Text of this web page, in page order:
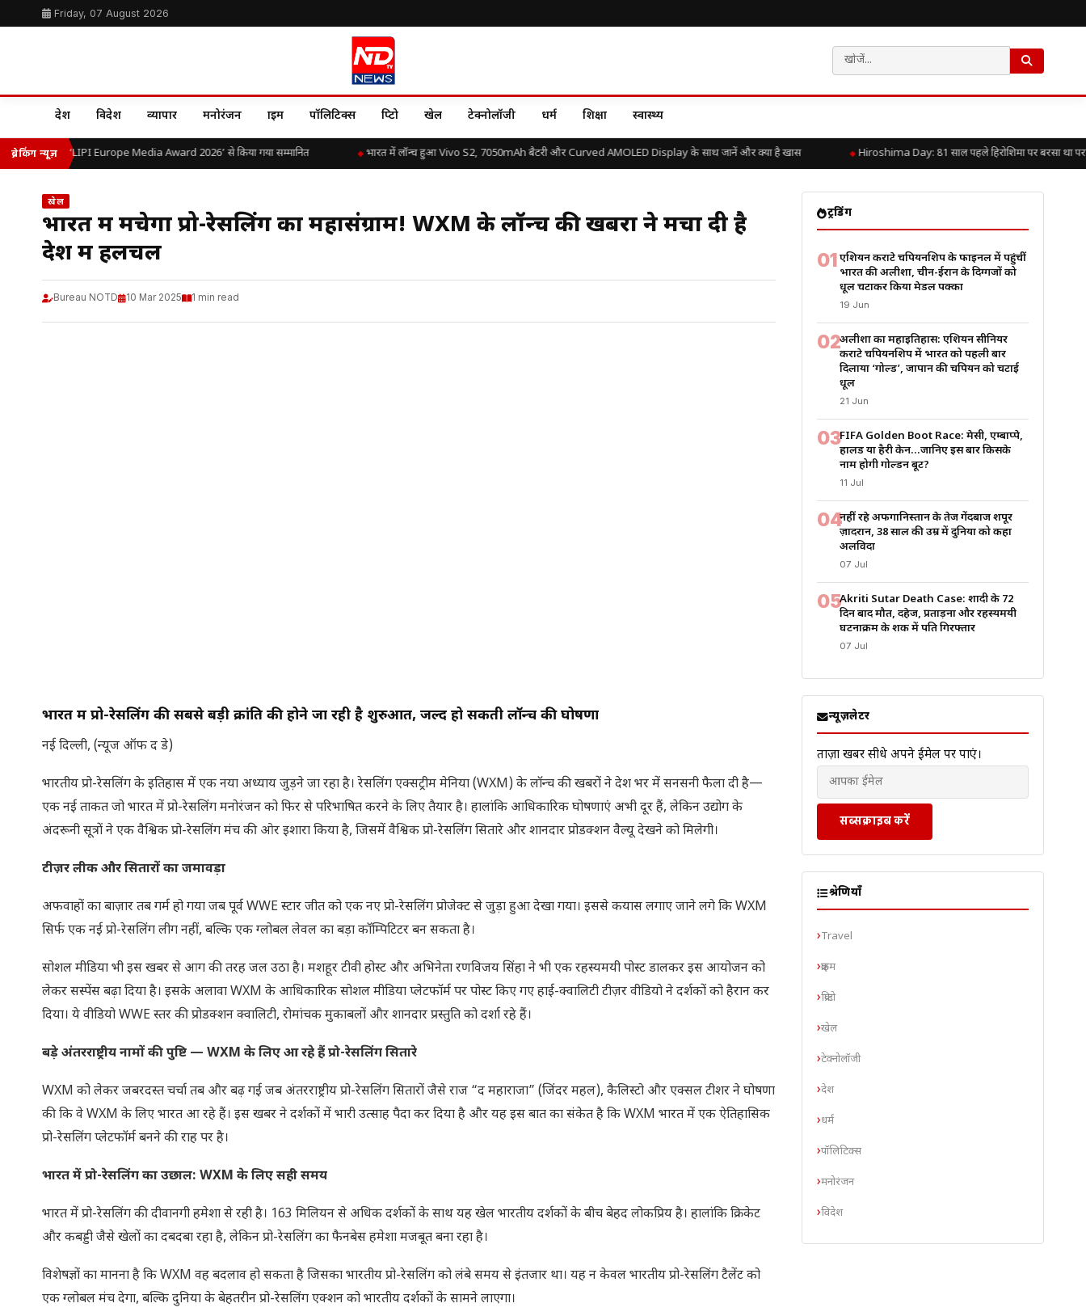
Friday, 07 August 2026
देश विदेश व्यापार मनोरंजन क्राइम पॉलिटिक्स क्रिप्टो खेल टेक्नोलॉजी धर्म शिक्षा स्वास्थ्य
ब्रेकिंग न्यूज़
यादव को ‘LIPI Europe Media Award 2026’ से किया गया सम्मानित भारत में लॉन्च हुआ Vivo S2, 7050mAh बैटरी और Curved AMOLED Display के साथ जानें और क्या है खास Hiroshima Day: 81 साल पहले हिरोशिमा पर बरसा था
खेल
भारत में मचेगा प्रो-रेसलिंग का महासंग्राम! WXM के लॉन्च की खबरों ने मचा दी है
देश में हलचल
Bureau NOTD 10 Mar 2025 1 min read
भारत में प्रो-रेसलिंग की सबसे बड़ी क्रांति की होने जा रही है शुरुआत, जल्द हो सकती लॉन्च की घोषणा
नई दिल्ली, (न्यूज ऑफ द डे)
भारतीय प्रो-रेसलिंग के इतिहास में एक नया अध्याय जुड़ने जा रहा है। रेसलिंग एक्सट्रीम मेनिया (WXM) के लॉन्च की खबरों ने देश भर में सनसनी फैला दी है—
एक नई ताकत जो भारत में प्रो-रेसलिंग मनोरंजन को फिर से परिभाषित करने के लिए तैयार है। हालांकि आधिकारिक घोषणाएं अभी दूर हैं, लेकिन उद्योग के
अंदरूनी सूत्रों ने एक वैश्विक प्रो-रेसलिंग मंच की ओर इशारा किया है, जिसमें वैश्विक प्रो-रेसलिंग सितारे और शानदार प्रोडक्शन वैल्यू देखने को मिलेगी।
टीज़र लीक और सितारों का जमावड़ा
अफवाहों का बाज़ार तब गर्म हो गया जब पूर्व WWE स्टार जीत को एक नए प्रो-रेसलिंग प्रोजेक्ट से जुड़ा हुआ देखा गया। इससे कयास लगाए जाने लगे कि WXM
सिर्फ एक नई प्रो-रेसलिंग लीग नहीं, बल्कि एक ग्लोबल लेवल का बड़ा कॉम्पिटिटर बन सकता है।
सोशल मीडिया भी इस खबर से आग की तरह जल उठा है। मशहूर टीवी होस्ट और अभिनेता रणविजय सिंहा ने भी एक रहस्यमयी पोस्ट डालकर इस आयोजन को
लेकर सस्पेंस बढ़ा दिया है। इसके अलावा WXM के आधिकारिक सोशल मीडिया प्लेटफॉर्म पर पोस्ट किए गए हाई-क्वालिटी टीज़र वीडियो ने दर्शकों को हैरान कर
दिया। ये वीडियो WWE स्तर की प्रोडक्शन क्वालिटी, रोमांचक मुकाबलों और शानदार प्रस्तुति को दर्शा रहे हैं।
बड़े अंतरराष्ट्रीय नामों की पुष्टि — WXM के लिए आ रहे हैं प्रो-रेसलिंग सितारे
WXM को लेकर जबरदस्त चर्चा तब और बढ़ गई जब अंतरराष्ट्रीय प्रो-रेसलिंग सितारों जैसे राज “द महाराजा” (जिंदर महल), कैलिस्टो और एक्सल टीशर ने घोषणा
की कि वे WXM के लिए भारत आ रहे हैं। इस खबर ने दर्शकों में भारी उत्साह पैदा कर दिया है और यह इस बात का संकेत है कि WXM भारत में एक ऐतिहासिक
प्रो-रेसलिंग प्लेटफॉर्म बनने की राह पर है।
भारत में प्रो-रेसलिंग का उछाल: WXM के लिए सही समय
भारत में प्रो-रेसलिंग की दीवानगी हमेशा से रही है। 163 मिलियन से अधिक दर्शकों के साथ यह खेल भारतीय दर्शकों के बीच बेहद लोकप्रिय है। हालांकि क्रिकेट
और कबड्डी जैसे खेलों का दबदबा रहा है, लेकिन प्रो-रेसलिंग का फैनबेस हमेशा मजबूत बना रहा है।
विशेषज्ञों का मानना है कि WXM वह बदलाव हो सकता है जिसका भारतीय प्रो-रेसलिंग को लंबे समय से इंतजार था। यह न केवल भारतीय प्रो-रेसलिंग टैलेंट को
एक ग्लोबल मंच देगा, बल्कि दुनिया के बेहतरीन प्रो-रेसलिंग एक्शन को भारतीय दर्शकों के सामने लाएगा।
ट्रेंडिंग
01एशियन कराटे चैंपियनशिप के फाइनल में पहुंचीं
भारत की अलीशा, चीन-ईरान के दिग्गजों को
धूल चटाकर किया मेडल पक्का
19 Jun
02अलीशा का महाइतिहास: एशियन सीनियर
कराटे चैंपियनशिप में भारत को पहली बार
दिलाया ‘गोल्ड’, जापान की चैंपियन को चटाई
धूल
21 Jun
03FIFA Golden Boot Race: मेसी, एम्बाप्पे,
हालैंड या हैरी केन…जानिए इस बार किसके
नाम होगी गोल्डन बूट?
11 Jul
04नहीं रहे अफगानिस्तान के तेज गेंदबाज शपूर
ज़ादरान, 38 साल की उम्र में दुनिया को कहा
अलविदा
07 Jul
05Akriti Sutar Death Case: शादी के 72
दिन बाद मौत, दहेज, प्रताड़ना और रहस्यमयी
घटनाक्रम के शक में पति गिरफ्तार
07 Jul
न्यूज़लेटर
ताज़ा खबरें सीधे अपने ईमेल पर पाएं।
सब्सक्राइब करें
श्रेणियाँ
Travel
क्राइम
क्रिप्टो
खेल
टेक्नोलॉजी
देश
धर्म
पॉलिटिक्स
मनोरंजन
विदेश